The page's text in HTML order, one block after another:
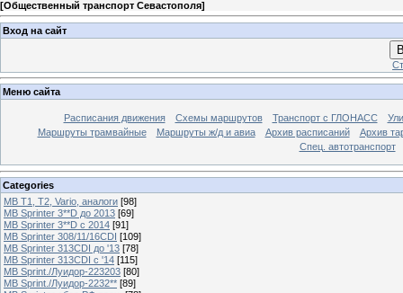
[Общественный транспорт Севастополя]
Вход на сайт
Меню сайта
Расписания движения Схемы маршрутов Транспорт с ГЛОНАСС
Маршруты трамвайные
Маршруты ж/д и авиа Архив расписаний
Архив
Спец. автотранспорт
Categories
MB T1, T2, Vario, аналоги [98]
MB Sprinter 3**D до 2013 [69]
MB Sprinter 3**D с 2014 [91]
MB Sprinter 308/11/16CDI [109]
MB Sprinter 313CDI до '13 [78]
MB Sprinter 313CDI с '14 [115]
MB Sprint./Луидор-223203 [80]
MB Sprint./Луидор-2232** [89]